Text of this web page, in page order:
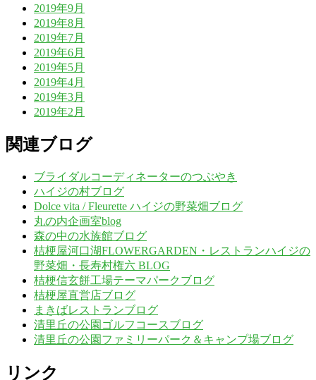
2019年9月
2019年8月
2019年7月
2019年6月
2019年5月
2019年4月
2019年3月
2019年2月
関連ブログ
ブライダルコーディネーターのつぶやき
ハイジの村ブログ
Dolce vita / Fleurette ハイジの野菜畑ブログ
丸の内企画室blog
森の中の水族館ブログ
桔梗屋河口湖FLOWERGARDEN・レストランハイジの
野菜畑・長寿村権六 BLOG
桔梗信玄餅工場テーマパークブログ
桔梗屋直営店ブログ
まきばレストランブログ
清里丘の公園ゴルフコースブログ
清里丘の公園ファミリーパーク＆キャンプ場ブログ
リンク